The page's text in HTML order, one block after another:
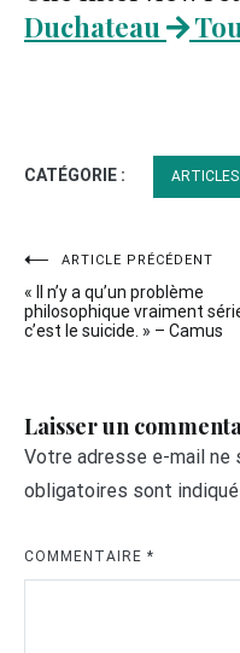
Duchateau
CATÉGORIE : ARTICLES
Navigation
de
ARTICLE PRÉCÉDENT
« Il n’y a qu’un problème
philosophique vraiment
c’est le suicide. » – Camus
Laisser un
Votre adresse e-mail ne
obligatoires sont
COMMENTAIRE *